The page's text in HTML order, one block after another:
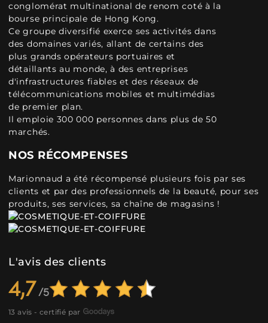
conglomérat multinational de renom coté à la
bourse principale de Hong Kong.
Ce groupe diversifié exerce ses activités dans
des domaines variés, allant de certains des
plus grands opérateurs portuaires et
détaillants au monde, à des entreprises
d'infrastructures fiables et des réseaux de
télécommunications mobiles et multimédias
de premier plan.
Il emploie 300 000 personnes dans plus de 50
marchés.
NOS RÉCOMPENSES
Marionnaud a été récompensé plusieurs fois par ses
clients et par des professionnels de la beauté, pour ses
produits, ses services, sa chaîne de magasins !
L'avis des clients
4,7
13 avis - certifié par